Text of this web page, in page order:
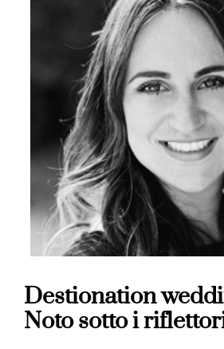
Destionation
Noto sotto i